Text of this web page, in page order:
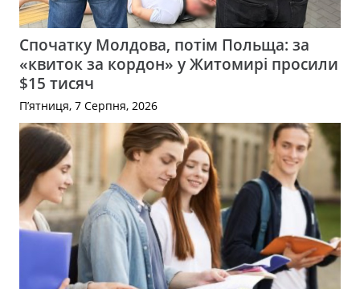
Спочатку Молдова, потім Польща: за
«квиток за кордон» у Житомирі просили
$15 тисяч
П’ятниця, 7 Серпня, 2026